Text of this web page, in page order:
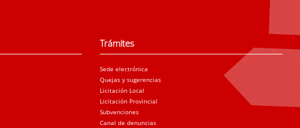
Trámites
Sede electrónica
Quejas y sugerencias
Licitación Local
Licitación Provincial
Subvenciones
Canal de denuncias